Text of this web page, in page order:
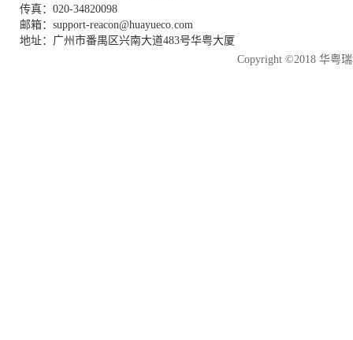
传真：020-34820098
邮箱：support-reacon@huayueco.com
地址：广州市番禺区兴南大道483号华粤大厦
Copyright ©2018 华粤